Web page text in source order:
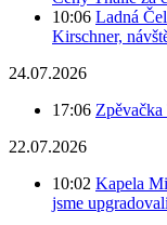
10:06 Ladná
Kirschner,
24.07.2026
17:06 Zpěvačka
22.07.2026
10:02 Kapela
jsme